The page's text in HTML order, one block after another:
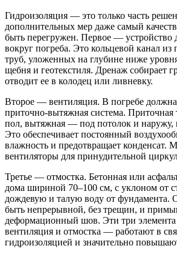
Гидроизоляция — это только часть
дополнительных мер даже самый
быть перегружен. Первое — устройство
вокруг погреба. Это кольцевой канал
труб, уложенных на глубине ниже
щебня и геотекстиля. Дренаж собирает
отводит ее в колодец или ливневку.
Второе — вентиляция. В погребе должна
приточно-вытяжная система. Приточная
пол, вытяжная — под потолок и
Это обеспечивает постоянный
влажность и предотвращает конденсат.
вентиляторы для принудительной
Третье — отмостка. Бетонная или
дома шириной 70–100 см, с уклоном от
дождевую и талую воду от фундамента.
быть непрерывной, без трещин, и
деформационный шов. Эти три
вентиляция и отмостка — работают в
гидроизоляцией и значительно